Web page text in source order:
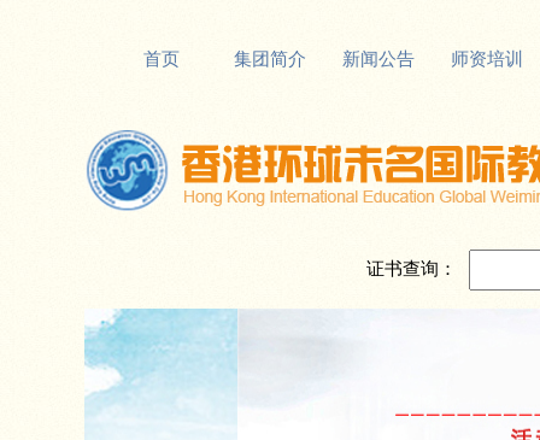
首页 集团简介 新闻公告 师资培训
证书查询：